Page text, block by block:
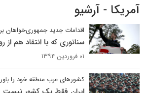
آمریکا - آرشیو
اقدامات جدید جمهوری‌خواهان
سناتوری که با انتقاد هم از
۰۱ فروردین ۱۳۹۴
کشورهای عرب منطقه خود را باور